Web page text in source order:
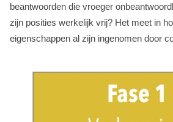
beantwoorden die vroeger
zijn posities werkelijk vrij? Het meet in
eigenschappen al zijn ingenomen door